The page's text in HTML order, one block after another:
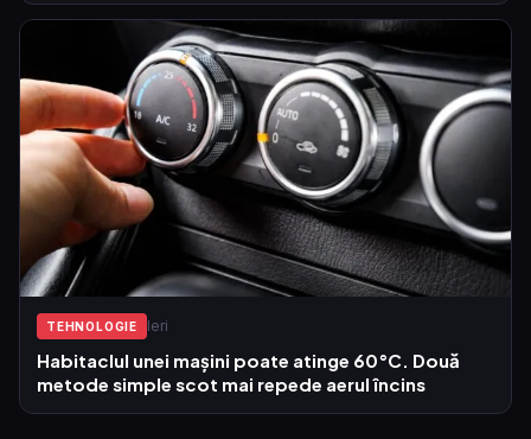
TEHNOLOGIE Ieri
Habitaclul unei mașini poate atinge 60°C. Două
metode simple scot mai repede aerul încins